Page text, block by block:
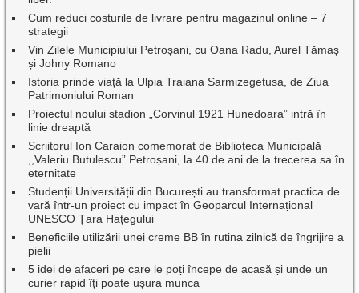
Cum reduci costurile de livrare pentru magazinul online – 7
strategii
Vin Zilele Municipiului Petroșani, cu Oana Radu, Aurel Tămaș
și Johny Romano
Istoria prinde viață la Ulpia Traiana Sarmizegetusa, de Ziua
Patrimoniului Roman
Proiectul noului stadion „Corvinul 1921 Hunedoara” intră în
linie dreaptă
Scriitorul Ion Caraion comemorat de Biblioteca Municipală
,,Valeriu Butulescu” Petroșani, la 40 de ani de la trecerea sa în
eternitate
Studenții Universității din București au transformat practica de
vară într-un proiect cu impact în Geoparcul Internațional
UNESCO Țara Hațegului
Beneficiile utilizării unei creme BB în rutina zilnică de îngrijire a
pielii
5 idei de afaceri pe care le poți începe de acasă și unde un
curier rapid îți poate ușura munca